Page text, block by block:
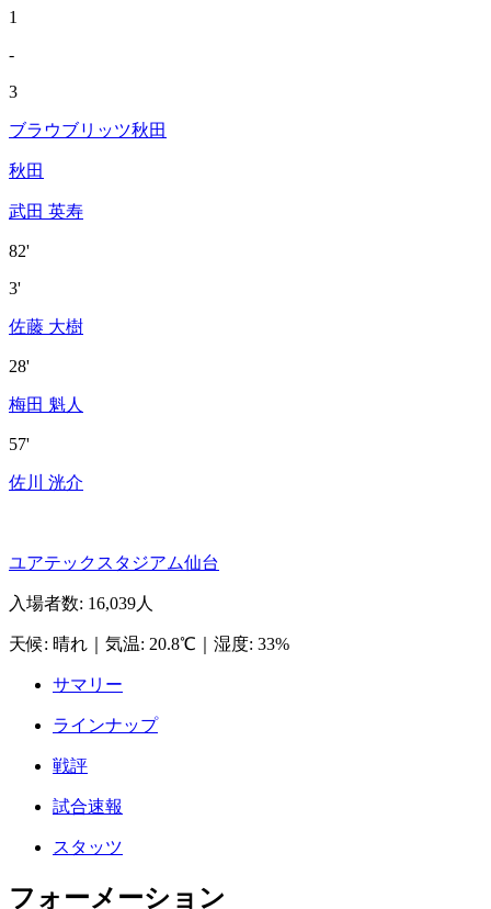
1
-
3
ブラウブリッツ秋田
秋田
武田 英寿
82'
3'
佐藤 大樹
28'
梅田 魁人
57'
佐川 洸介
ユアテックスタジアム仙台
入場者数: 16,039人
天候: 晴れ 気温: 20.8℃ 湿度: 33%
サマリー
ラインナップ
戦評
試合速報
スタッツ
フォーメーション